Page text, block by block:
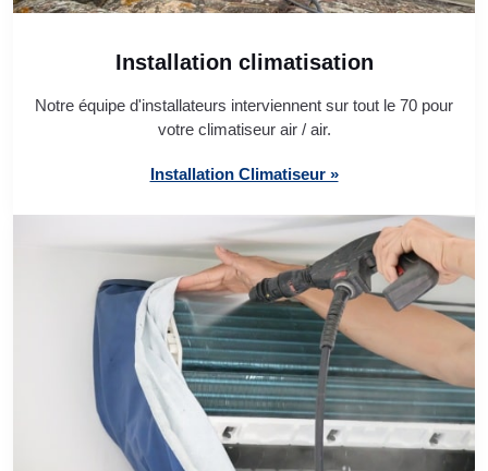
Installation climatisation
Notre équipe d'installateurs interviennent sur tout le 70 pour
votre climatiseur air / air.
Installation Climatiseur »